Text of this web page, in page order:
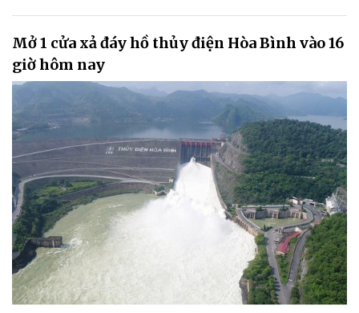
Mở 1 cửa xả đáy hồ thủy điện Hòa Bình vào 16
giờ hôm nay